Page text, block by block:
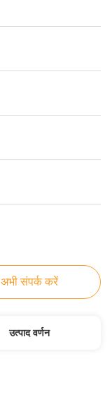
अभी संपर्क करें
उत्पाद वर्णन